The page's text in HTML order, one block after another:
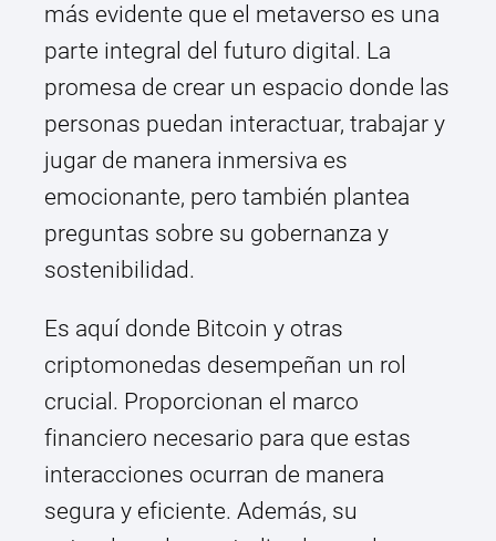
más evidente que el metaverso es una
parte integral del futuro digital. La
promesa de crear un espacio donde las
personas puedan interactuar, trabajar y
jugar de manera inmersiva es
emocionante, pero también plantea
preguntas sobre su gobernanza y
sostenibilidad.
Es aquí donde Bitcoin y otras
criptomonedas desempeñan un rol
crucial. Proporcionan el marco
financiero necesario para que estas
interacciones ocurran de manera
segura y eficiente. Además, su